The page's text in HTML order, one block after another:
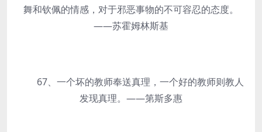
舞和钦佩的情感，对于邪恶事物的不可容忍的态度。
——苏霍姆林斯基
67、一个坏的教师奉送真理，一个好的教师则教人
发现真理。——第斯多惠